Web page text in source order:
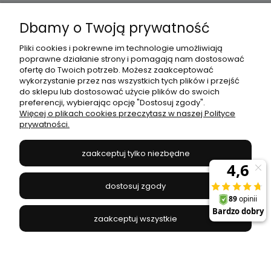
Moje konto
Płatności i dostawa
Informacje
JANEX
669-050-03-43
504 545 749//E-mail:sklep@janexmarket.pl
Dbamy o Twoją prywatność
Pliki cookies i pokrewne im technologie umożliwiają
poprawne działanie strony i pomagają nam dostosować
ofertę do Twoich potrzeb. Możesz zaakceptować
wykorzystanie przez nas wszystkich tych plików i przejść
do sklepu lub dostosować użycie plików do swoich
preferencji, wybierając opcję "Dostosuj zgody".
Więcej o plikach cookies przeczytasz w naszej Polityce
prywatności.
zaakceptuj tylko niezbędne
dostosuj zgody
zaakceptuj wszystkie